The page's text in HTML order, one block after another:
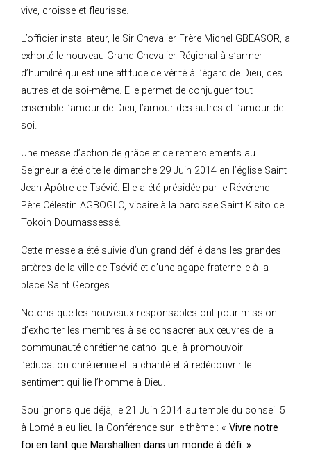
vive, croisse et fleurisse.
L’officier installateur, le Sir Chevalier Frère Michel GBEASOR, a
exhorté le nouveau Grand Chevalier Régional à s’armer
d’humilité qui est une attitude de vérité à l’égard de Dieu, des
autres et de soi-même. Elle permet de conjuguer tout
ensemble l’amour de Dieu, l’amour des autres et l’amour de
soi.
Une messe d’action de grâce et de remerciements au
Seigneur a été dite le dimanche 29 Juin 2014 en l’église Saint
Jean Apôtre de Tsévié. Elle a été présidée par le Révérend
Père Célestin AGBOGLO, vicaire à la paroisse Saint Kisito de
Tokoin Doumassessé.
Cette messe a été suivie d’un grand défilé dans les grandes
artères de la ville de Tsévié et d’une agape fraternelle à la
place Saint Georges.
Notons que les nouveaux responsables ont pour mission
d’exhorter les membres à se consacrer aux œuvres de la
communauté chrétienne catholique, à promouvoir
l’éducation chrétienne et la charité et à redécouvrir le
sentiment qui lie l’homme à Dieu.
Soulignons que déjà, le 21 Juin 2014 au temple du conseil 5
à Lomé a eu lieu la Conférence sur le thème : « Vivre notre
foi en tant que Marshallien dans un monde à défi. »